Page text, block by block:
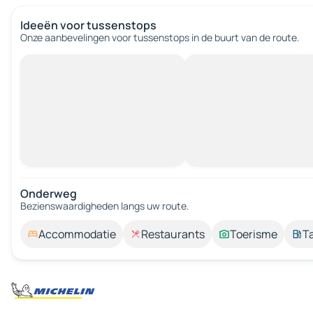
Ideeën voor tussenstops
Onze aanbevelingen voor tussenstops in de buurt van de route.
Onderweg
Bezienswaardigheden langs uw route.
Accommodatie Restaurants Toerisme